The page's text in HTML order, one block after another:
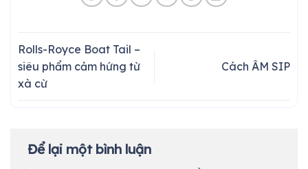
Rolls-Royce Boat Tail –
siêu phẩm cảm hứng từ
xà cừ
Cách ÂM SIP
Để lại một bình luận